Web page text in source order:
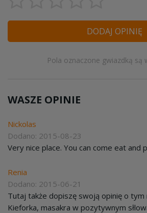
DODAJ OPINIĘ
Pola oznaczone gwiazdką są
WASZE OPINIE
Nickolas
Dodano: 2015-08-23
Very nice place. You can come eat and
Renia
Dodano: 2015-06-21
Tutaj także dopiszę swoją opinię o tym
Kieforka, masakra w pozytywnym